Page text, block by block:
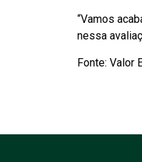
“Vamos
nessa
Fonte: Valor